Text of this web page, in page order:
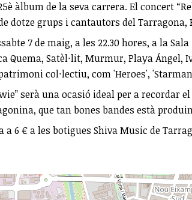
àlbum de la seva carrera. El concert
dotze grups i cantautors del
7 de maig, a les 22.30 hores, a la
Quema, Satèl·lit, Murmur, Playa
col·lectiu, com 'Heroes',
serà una ocasió ideal per a
que tan bones bandes està
a 6 € a les botigues Shiva Music de